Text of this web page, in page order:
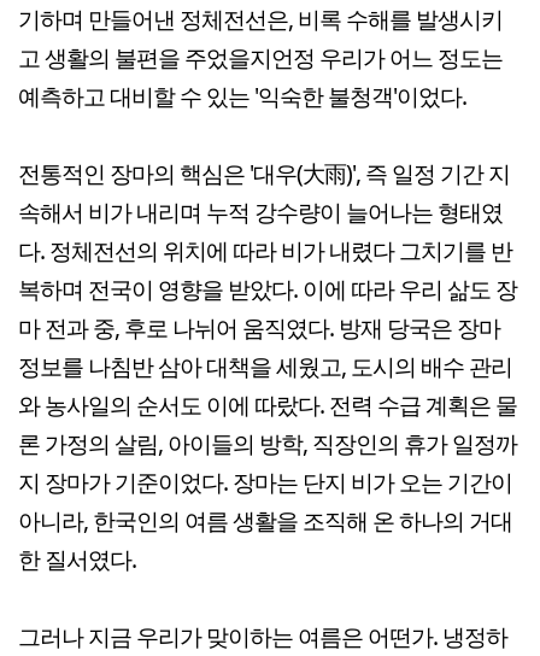
기하며 만들어낸 정체전선은, 비록 수해를 발생시키
고 생활의 불편을 주었을지언정 우리가 어느 정도는
예측하고 대비할 수 있는 '익숙한 불청객'이었다.
전통적인 장마의 핵심은 '대우(大雨)', 즉 일정 기간 지
속해서 비가 내리며 누적 강수량이 늘어나는 형태였
다. 정체전선의 위치에 따라 비가 내렸다 그치기를 반
복하며 전국이 영향을 받았다. 이에 따라 우리 삶도 장
마 전과 중, 후로 나뉘어 움직였다. 방재 당국은 장마
정보를 나침반 삼아 대책을 세웠고, 도시의 배수 관리
와 농사일의 순서도 이에 따랐다. 전력 수급 계획은 물
론 가정의 살림, 아이들의 방학, 직장인의 휴가 일정까
지 장마가 기준이었다. 장마는 단지 비가 오는 기간이
아니라, 한국인의 여름 생활을 조직해 온 하나의 거대
한 질서였다.
그러나 지금 우리가 맞이하는 여름은 어떤가. 냉정하